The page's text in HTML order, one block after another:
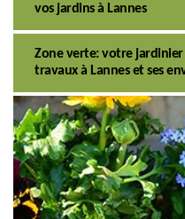
vos jardins à Lannes
Zone verte: votre jardinier
travaux à Lannes et ses